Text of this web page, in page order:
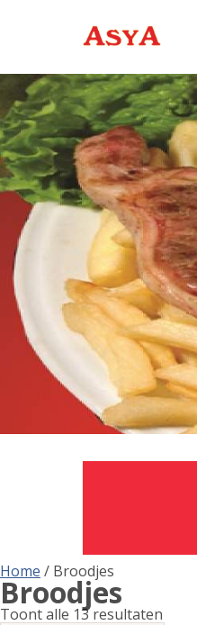
Home / Broodjes
Broodjes
Toont alle 13 resultaten